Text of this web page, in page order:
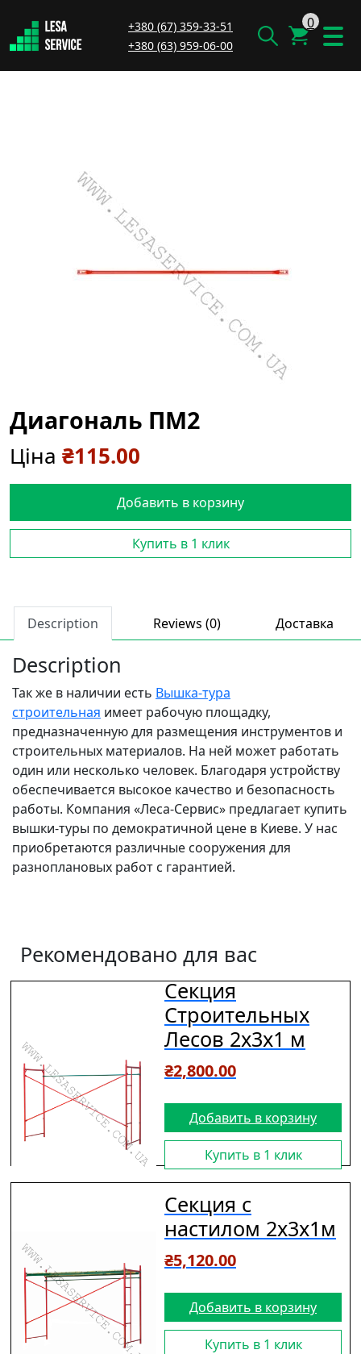
+380 (67) 359-33-51
+380 (63) 959-06-00
0
Диагональ ПМ2
Ціна ₴115.00
Добавить в корзину
Купить в 1 клик
Description Reviews (0) Доставка
Description
Так же в наличии есть Вышка-тура
строительная имеет рабочую площадку,
предназначенную для размещения инструментов и
строительных материалов. На ней может работать
один или несколько человек. Благодаря устройству
обеспечивается высокое качество и безопасность
работы. Компания «Леса-Сервис» предлагает купить
вышки-туры по демократичной цене в Киеве. У нас
приобретаются различные сооружения для
разноплановых работ с гарантией.
Рекомендовано для вас
Секция
Строительных
Лесов 2х3х1 м
₴2,800.00
Добавить в корзину
Купить в 1 клик
Секция с
настилом 2х3х1м
₴5,120.00
Добавить в корзину
Купить в 1 клик